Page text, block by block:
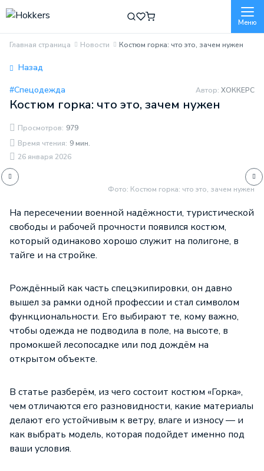
Меню
Главная страница Новости Костюм горка: что это, зачем нужен
Назад
#Спецодежда
Автор: ХОККЕРС
Костюм горка: что это, зачем нужен
Просмотров: 979
Время чтения: 9 мин.
26 января 2026
Фото: Костюм горка: что это, зачем нужен
На пересечении военной надёжности, туристической
свободы и рабочей прочности появился костюм,
который одинаково хорошо служит на полигоне, в
тайге и на стройке.
Рождённый как часть спецэкипировки, он давно
вышел за рамки одной профессии и стал символом
функциональности. Его выбирают те, кому важно,
чтобы одежда не подводила в поле, на высоте, в
промокшей лесопосадке или под дождём на
открытом объекте.
В статье разберём, из чего состоит костюм «Горка»,
чем отличаются его разновидности, какие материалы
делают его устойчивым к ветру, влаге и износу — и
как выбрать модель, которая подойдет именно под
ваши условия.